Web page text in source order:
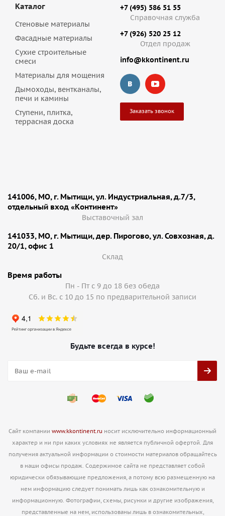
Каталог
Стеновые материалы
Фасадные материалы
Сухие строительные
смеси
Материалы для мощения
Дымоходы, вентканалы,
печи и камины
Ступени, плитка,
террасная доска
+7 (495) 586 51 55
Справочная служба
+7 (926) 520 25 12
Отдел продаж
info@kkontinent.ru
Заказать звонок
141006, МО, г. Мытищи, ул. Индустриальная, д.7/3,
отдельный вход «Континент»
Выставочный зал
141033, МО, г. Мытищи, дер. Пирогово, ул. Совхозная, д.
20/1, офис 1
Cклад
Время работы
Пн - Пт с 9 до 18 без обеда
Сб. и Вс. с 10 до 15 по предварительной записи
Будьте всегда в курсе!
Сайт компании www.kkontinent.ru носит исключительно информационный
характер и ни при каких условиях не является публичной офертой. Для
получения актуальной информации о стоимости материалов обращайтесь
в наши офисы продаж. Содержимое сайта не представляет собой
юридически обязывающие предложения, а потому всю размещенную на
нем информацию следует понимать лишь как ознакомительную и
информационную. Фотографии, схемы, рисунки и другие изображения,
представленные на нем, использованы лишь в ознакомительных,